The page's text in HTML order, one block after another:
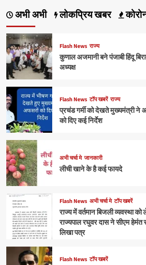
अभी अभी लोकप्रिय खबर
Flash News राज्य
कुणाल अजमानी बने पंजाबी हिंदू
अध्यक्ष
Flash News टॉप खबरें राज्य
प्रचंड गर्मी को देखते मुख्यमंत्री ने
को दिए कई निर्देश
अभी चर्चा मे जानकारी
लीची खाने के है कई फायदे
Flash News अभी चर्चा मे टॉप खबरें
राज्य में वर्तमान बिजली व्यवस्था को
राज्यपाल रघुवर दास ने सीएम हेमंत
लिखा पत्र
Flash News टॉप खबरें